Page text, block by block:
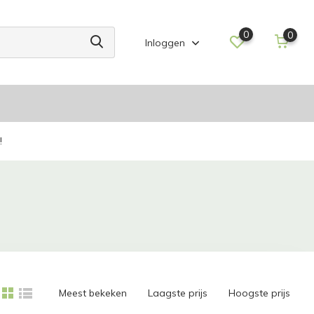
Inloggen
0 0
Meest bekeken Laagste prijs Hoogste prijs